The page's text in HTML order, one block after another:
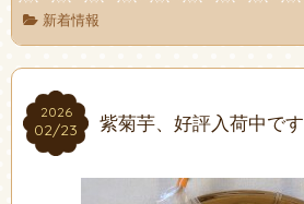
新着情報
2026
02/23
2026
02/23 紫菊芋、好評入荷中です